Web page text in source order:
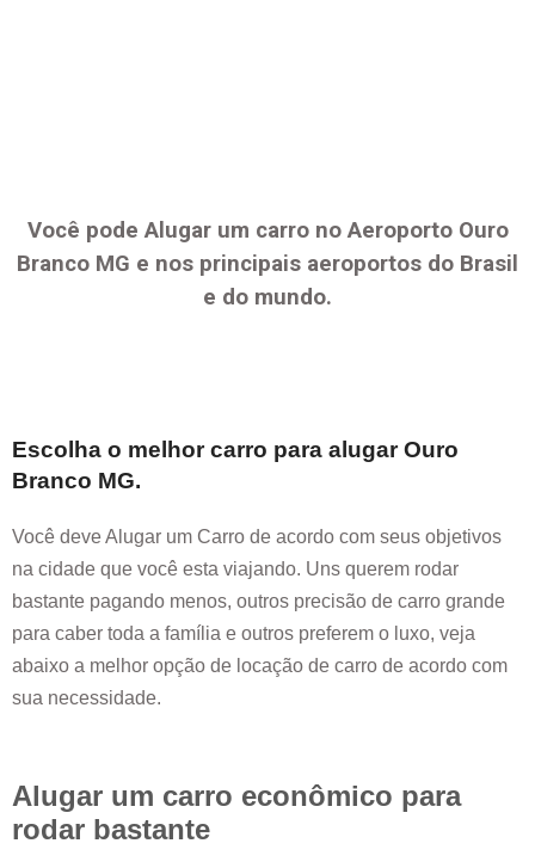
Você pode Alugar um carro no Aeroporto Ouro
Branco MG e nos principais aeroportos do Brasil
e do mundo.
Escolha o melhor carro para alugarOuro
Branco MG.
Você deve Alugar um Carro de acordo com seus objetivos
na cidade que você esta viajando. Uns querem rodar
bastante pagando menos, outros precisão de carro grande
para caber toda a família e outros preferem o luxo, veja
abaixo a melhor opção de locação de carro de acordo com
sua necessidade.
Alugar um carro econômico para
rodar bastante